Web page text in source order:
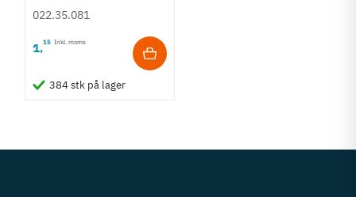
Krydskærv
022.35.081
1,15 Inkl. moms
384 stk på lager